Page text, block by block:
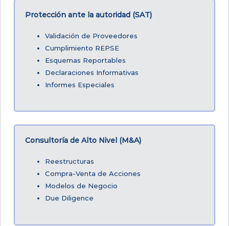
Protección ante la autoridad (SAT)
Validación de Proveedores
Cumplimiento REPSE
Esquemas Reportables
Declaraciones Informativas
Informes Especiales
Consultoría de Alto Nivel (M&A)
Reestructuras
Compra-Venta de Acciones
Modelos de Negocio
Due Diligence